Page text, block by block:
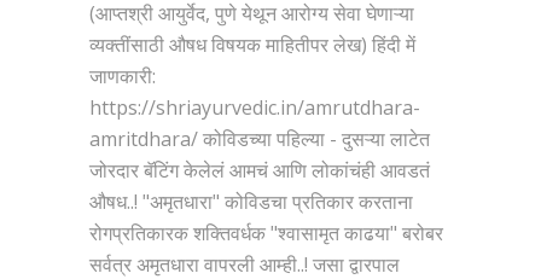
(आप्तश्री आयुर्वेद, पुणे येथून आरोग्य सेवा घेणाऱ्या
व्यक्तींसाठी औषध विषयक माहितीपर लेख) हिंदी में
जाणकारी:
https://shriayurvedic.in/amrutdhara-
amritdhara/ कोविडच्या पहिल्या - दुसऱ्या लाटेत
जोरदार बॅटिंग केलेलं आमचं आणि लोकांचंही आवडतं
औषध..! "अमृतधारा" कोविडचा प्रतिकार करताना
रोगप्रतिकारक शक्तिवर्धक "श्वासामृत काढया" बरोबर
सर्वत्र अमृतधारा वापरली आम्ही..! जसा द्वारपाल